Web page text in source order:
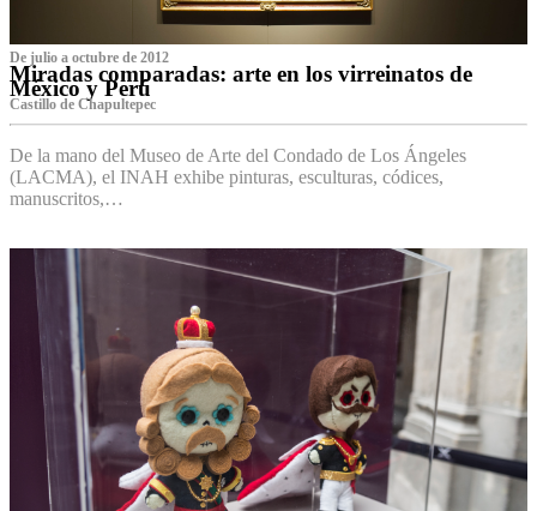
De julio a octubre de 2012
Miradas comparadas: arte en los virreinatos de
México y Perú
Castillo de Chapultepec
De la mano del Museo de Arte del Condado de Los Ángeles
(LACMA), el INAH exhibe pinturas, esculturas, códices,
manuscritos,…